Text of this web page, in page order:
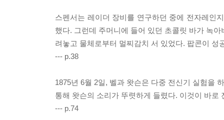
수식에 사용하는 그리스 문자
노벨 물리학상 수상자들을 소개합니다
스펜서는 레이더 장비를 연구하던 중에 전자레인
했다. 그런데 주머니에 들어 있던 초콜릿 바가 녹
려놓고 물체로부터 멀찌감치 서 있었다. 팝콘이
--- p.38
1875년 6월 2일, 벨과 왓슨은 다중 전신기 실험을
통해 왓슨의 소리가 뚜렷하게 들렸다. 이것이 바로
--- p.74